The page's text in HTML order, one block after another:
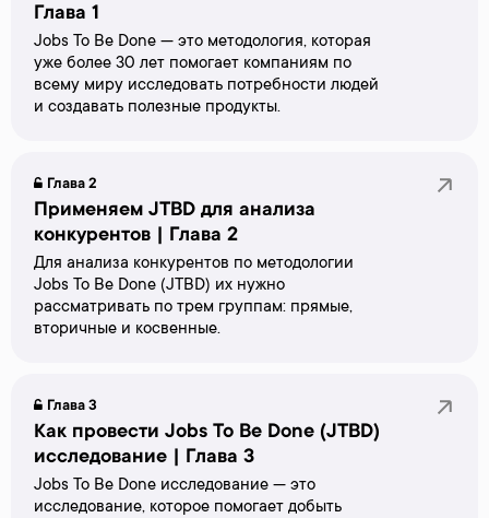
Глава 1
Jobs To Be Done — это методология, которая
уже более 30 лет помогает компаниям по
всему миру исследовать потребности людей
и создавать полезные продукты.
Глава 2
Применяем JTBD для анализа
конкурентов | Глава 2
Для анализа конкурентов по методологии
Jobs To Be Done (JTBD) их нужно
рассматривать по трем группам: прямые,
вторичные и косвенные.
Глава 3
Как провести Jobs To Be Done (JTBD)
исследование | Глава 3
Jobs To Be Done исследование — это
исследование, которое помогает добыть